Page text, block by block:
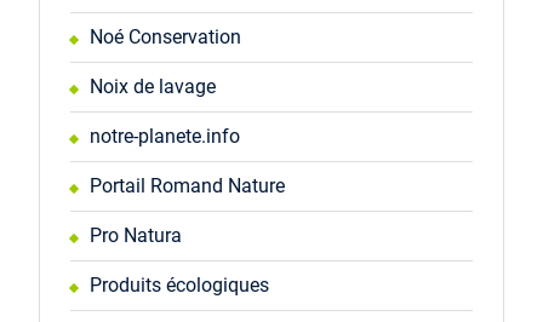
Noé Conservation
Noix de lavage
notre-planete.info
Portail Romand Nature
Pro Natura
Produits écologiques